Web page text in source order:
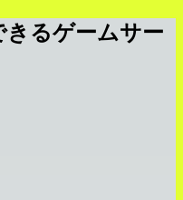
るゲームサー